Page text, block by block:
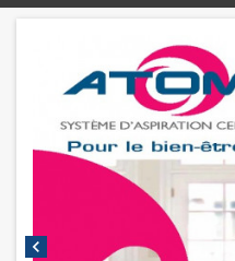
chevron_left